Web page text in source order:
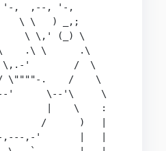
,  ,--, '-,
\ \   ) _,;
\ \,' (_) \
.\ \      .\
'        /  \
\""""-.    /    \
'      \--'\     \
|    \    :
/      )   |
,-'       |   |